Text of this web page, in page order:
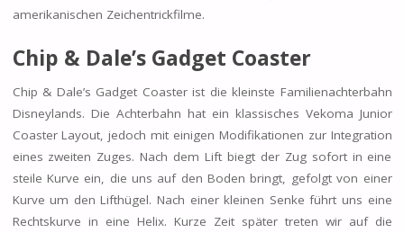
amerikanischen Zeichentrickfilme.
Chip & Dale’s Gadget Coaster
Chip & Dale’s Gadget Coaster ist die kleinste Familienachterbahn
Disneylands. Die Achterbahn hat ein klassisches Vekoma Junior
Coaster Layout, jedoch mit einigen Modifikationen zur Integration
eines zweiten Zuges. Nach dem Lift biegt der Zug sofort in eine
steile Kurve ein, die uns auf den Boden bringt, gefolgt von einer
Kurve um den Lifthügel. Nach einer kleinen Senke führt uns eine
Rechtskurve in eine Helix. Kurze Zeit später treten wir auf die